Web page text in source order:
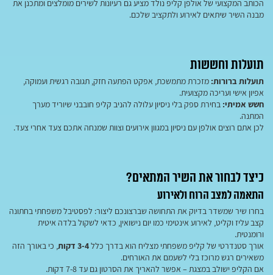
הכותב המקצועי של אולפן קליפ נולד מציע גם רעיונות לשירים מומלצים ומתכנן את
מבנה השיר שיתאים לאירוע ולתקציב שלכם.
תועלות וחששות
תועלות ברורות: מזכרת מתמשכת, אפקט הפתעה חזק, תגובה רגשית ועמוקה,
אפיון אישי ועריכה מקצועית.
חשש אמיתי: בחירת ספק בלי ניסיון עלולה להניב קליפ חובבני שיוריד מערך
המתנה.
לכן אתם רוצים אולפן עם ניסיון במגוון אירועים וצוות שמנחה אתכם צעד אחרי צעד.
כיצד לבחור את השיר המתאים?
התאמה למצב הרוח ולאירוע
בחרו שיר שמשדר בדיוק את התחושה שברצונכם ליצור: לפסטיבל משפחתי בחתונה
קצב עליז וקליט, לאירוע אינטימי כמו יום נישואין, כדאי לשקול בלדה איטית
ורומנטית.
אורך סטנדרטי של קליפ משפחתי מצליח הוא בדרך כלל3-4 דקות
, כי באורך הזה
משאירים רגש מרוכז בלי לשעמם את האורחים.
אם הקליפ ישולב במצגת – אפשר להאריך את הסרטון גם עד 7-8 דקות.